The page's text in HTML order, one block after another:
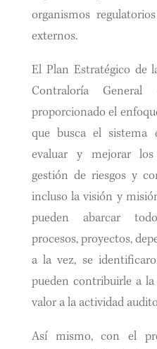
organismos
externos.
El Plan Estratégico de
Contraloría
proporcionado el
que busca el sistema
evaluar y mejorar los
gestión de riesgos y
incluso la visión y
pueden abarcar
procesos, proyectos,
a la vez, se
pueden contribuirle a
valor a la actividad
Así mismo, con el